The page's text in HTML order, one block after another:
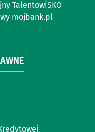
TalentowiSKO
mojbank.pl